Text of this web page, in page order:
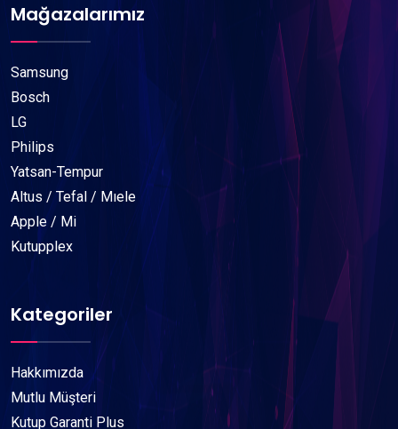
Mağazalarımız
Samsung
Bosch
LG
Philips
Yatsan-Tempur
Altus / Tefal / Mıele
Apple / Mi
Kutupplex
Kategoriler
Hakkımızda
Mutlu Müşteri
Kutup Garanti Plus